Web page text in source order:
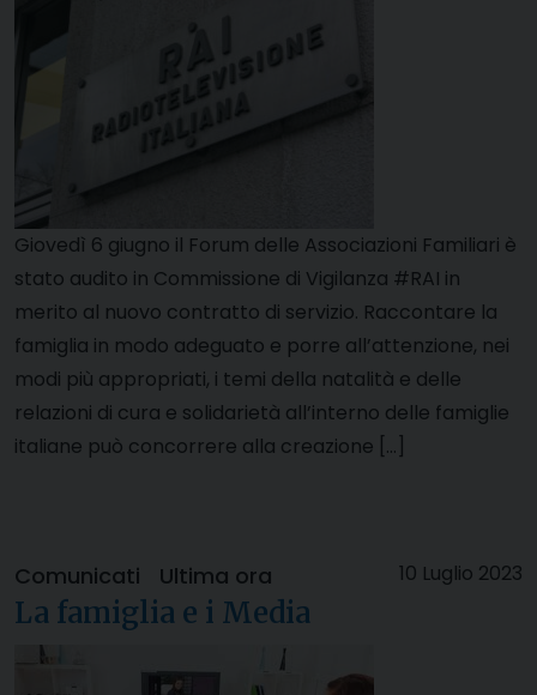
Giovedì 6 giugno il Forum delle Associazioni Familiari è
stato audito in Commissione di Vigilanza #RAI in
merito al nuovo contratto di servizio. Raccontare la
famiglia in modo adeguato e porre all’attenzione, nei
modi più appropriati, i temi della natalità e delle
relazioni di cura e solidarietà all’interno delle famiglie
italiane può concorrere alla creazione […]
10 Luglio 2023
Comunicati Ultima ora
La famiglia e i Media